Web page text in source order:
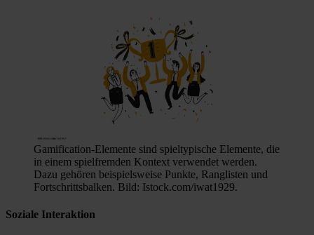
Gamification-Elemente sind spieltypische Elemente, die
in einem spielfremden Kontext verwendet werden.
Dazu gehören beispielsweise Punkte, Ranglisten und
Fortschrittsbalken. Bild: Istock.com/iwat1929.
Soziale Interaktion